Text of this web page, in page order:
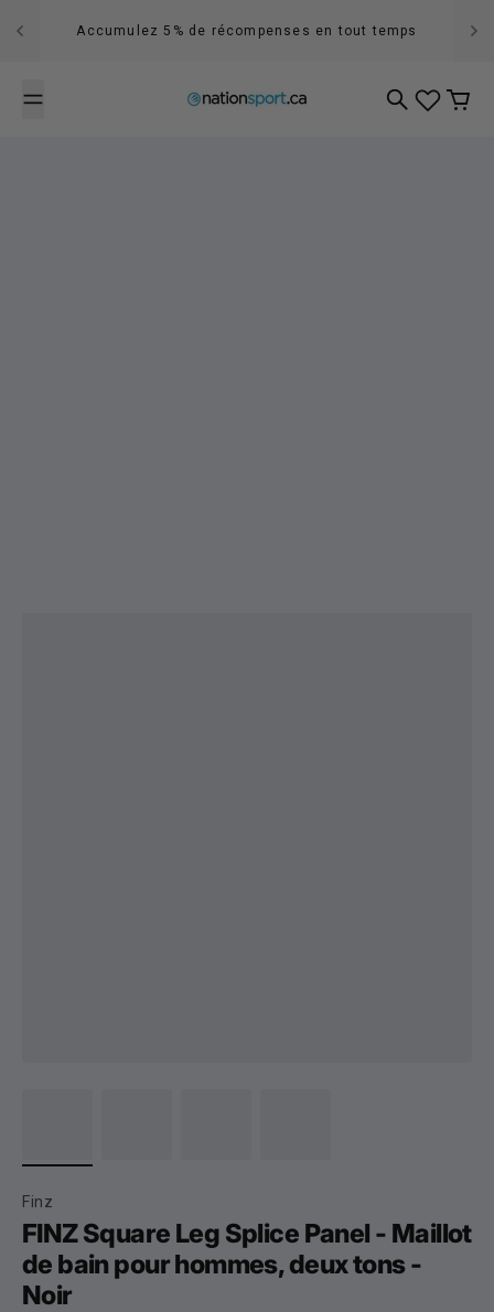
Accumulez 5% de récompenses en tout temps
RecherchePanier
Finz
FINZ Square Leg Splice Panel - Maillot
de bain pour hommes, deux tons -
Noir